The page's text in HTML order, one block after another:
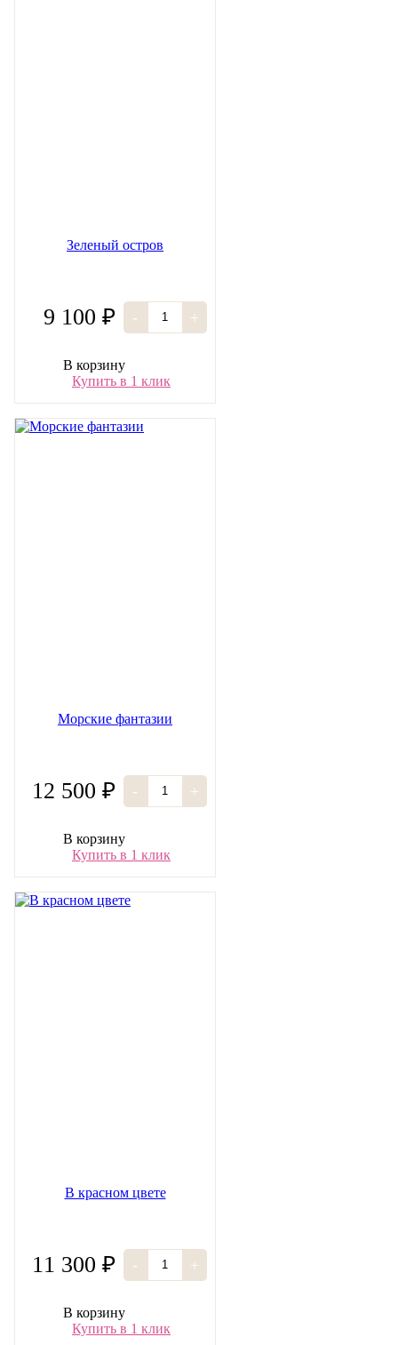
Зеленый остров
9 100 ₽ - +
В корзину
Купить в 1 клик
Морские фантазии
12 500 ₽ - +
В корзину
Купить в 1 клик
В красном цвете
11 300 ₽ - +
В корзину
Купить в 1 клик